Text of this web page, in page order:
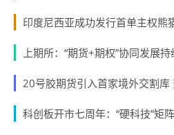
印度尼西亚成功发行首单主权熊
上期所：“期货+期权”协同发展
20号胶期货引入首家境外交割库
科创板开市七周年：“硬科技”矩